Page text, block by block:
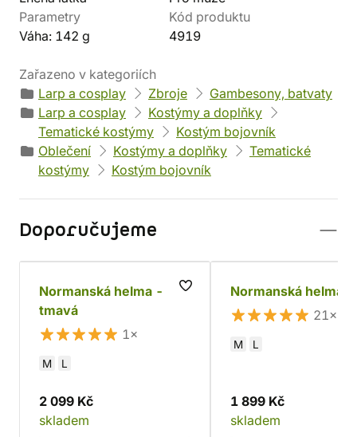
Parametry
Váha: 142 g
Kód produktu
4919
Zařazeno v kategoriích
Larp a cosplay
Zbroje
Gambesony, batvaty
Larp a cosplay
Kostýmy a doplňky
Tematické kostýmy
Kostým bojovník
Oblečení
Kostýmy a doplňky
Tematické
kostýmy
Kostým bojovník
Doporučujeme
Normanská helma -
tmavá
1×
M L
2 099 Kč
skladem
Normanská helma
21×
M L
1 899 Kč
skladem